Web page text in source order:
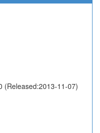
(Released:2013-11-07)